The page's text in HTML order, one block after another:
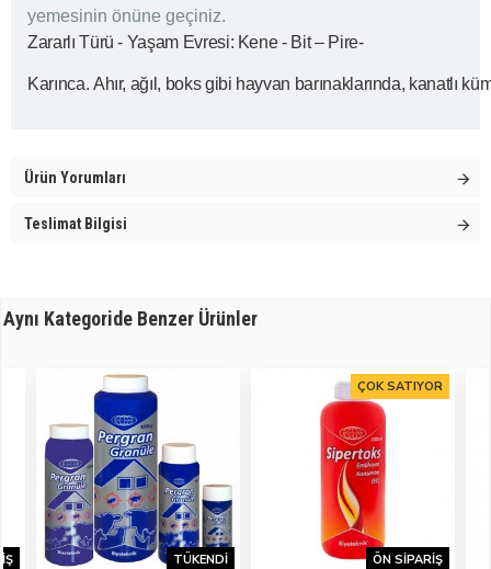
yemesinin önüne geçiniz.
Zararlı Türü - Yaşam Evresi: Kene - Bit – Pire-
Karınca. Ahır, ağıl, boks gibi hayvan barınaklarında, kanatlı
Ürün Yorumları
Teslimat Bilgisi
Aynı Kategoride Benzer Ürünler
TÜKENDI
ÇOK SATIYOR
ÖN SIPARIŞ